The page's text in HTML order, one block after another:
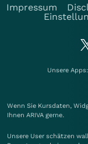
Impressum
Unsere Apps:
Wenn Sie Kursdaten,
Ihnen ARIVA gerne.
Unsere User schätzen